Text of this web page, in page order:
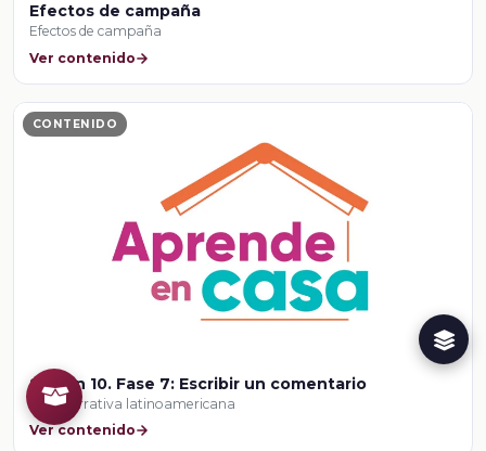
Efectos de campaña
Efectos de campaña
Ver contenido
CONTENIDO
Sesión 10. Fase 7: Escribir un comentario
Leer narrativa latinoamericana
Ver contenido